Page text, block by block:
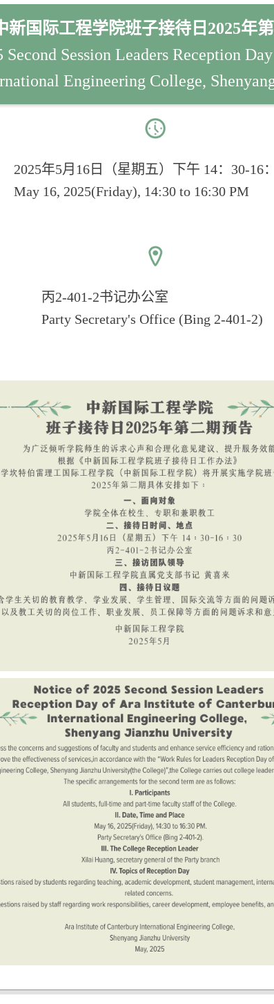
新国际工程学院班子接待日2025年
Session Leaders Reception
Engineering College,
2025年5月16日（星期五）下午 14：30-16
May 16, 2025(Friday), 14:30 to 16:30 PM
丙2-401-2书记办公室
Party Secretary's Office (Bing 2-401-2)